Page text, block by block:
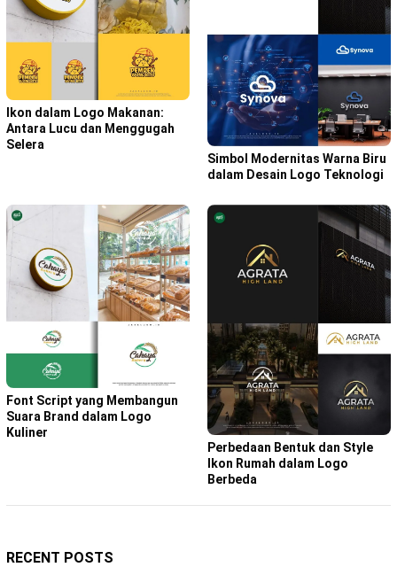
Ikon dalam Logo Makanan:
Antara Lucu dan Menggugah
Selera
Simbol Modernitas Warna Biru
dalam Desain Logo Teknologi
Font Script yang Membangun
Suara Brand dalam Logo
Kuliner
Perbedaan Bentuk dan Style
Ikon Rumah dalam Logo
Berbeda
RECENT POSTS